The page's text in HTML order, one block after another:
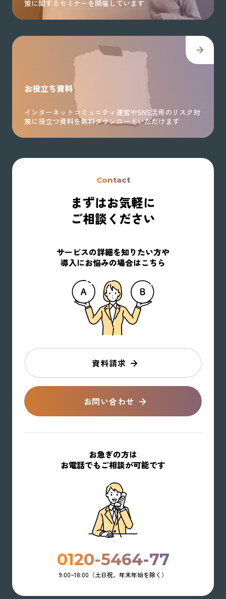
策に関するセミナーを開催しています
お役立ち資料
インターネットコミュニティ運営やSNS活用のリスク対
策に役立つ資料を無料ダウンロードいただけます
Contact
まずはお気軽に
ご相談ください
サービスの詳細を知りたい方や
導入にお悩みの場合はこちら
資料請求
お問い合わせ
お急ぎの方は
お電話でもご相談が可能です
0120-5464-77
9:00~18:00（土日祝、年末年始を除く）